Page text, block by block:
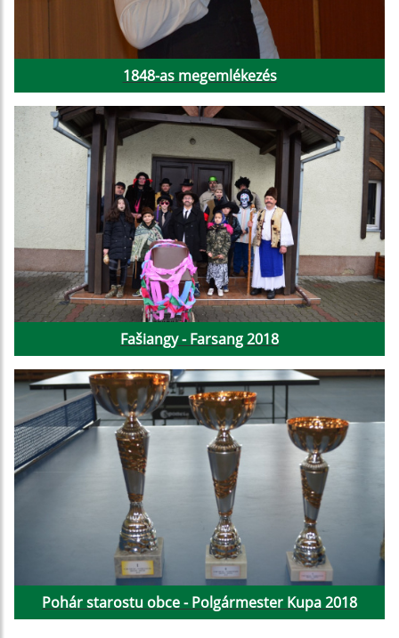
1848-as megemlékezés
Fašiangy - Farsang 2018
Pohár starostu obce - Polgármester Kupa 2018